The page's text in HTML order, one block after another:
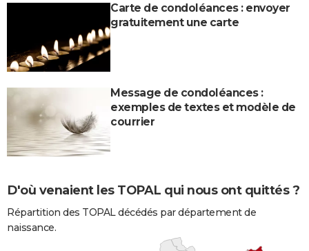
Carte de condoléances : envoyer
gratuitement une carte
Message de condoléances :
exemples de textes et modèle de
courrier
D'où venaient les TOPAL qui nous ont quittés ?
Répartition des TOPAL décédés par département de
naissance.